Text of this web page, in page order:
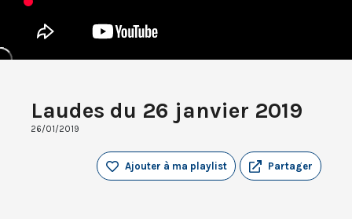
Laudes du 26 janvier 2019
26/01/2019
Partager
Ajouter à ma playlist